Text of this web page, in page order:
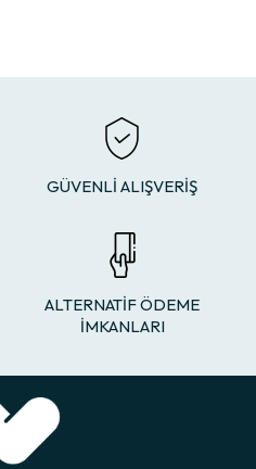
GÜVENLİ ALIŞVERİŞ
ALTERNATİF ÖDEME
İMKANLARI